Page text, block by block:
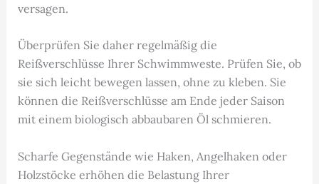
versagen.
Überprüfen Sie daher regelmäßig die
Reißverschlüsse Ihrer Schwimmweste. Prüfen Sie, ob
sie sich leicht bewegen lassen, ohne zu kleben. Sie
können die Reißverschlüsse am Ende jeder Saison
mit einem biologisch abbaubaren Öl schmieren.
Scharfe Gegenstände wie Haken, Angelhaken oder
Holzstöcke erhöhen die Belastung Ihrer